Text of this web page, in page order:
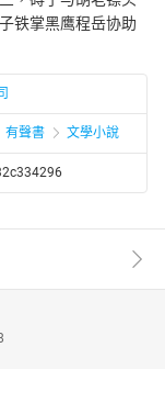
铁掌黑鹰程岳协助
有聲書 文學小說